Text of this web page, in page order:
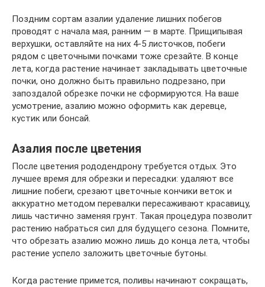
Поздним сортам азалии удаление лишних побегов
проводят с начала мая, ранним — в марте. Прищипывая
верхушки, оставляйте на них 4-5 листочков, побеги
рядом с цветочными почками тоже срезайте. В конце
лета, когда растение начинает закладывать цветочные
почки, оно должно быть правильно подрезано, при
запоздалой обрезке почки не сформируются. На ваше
усмотрение, азалию можно оформить как деревце,
кустик или бонсай.
Азалия после цветения
После цветения рододендрону требуется отдых. Это
лучшее время для обрезки и пересадки: удаляют все
лишние побеги, срезают цветочные кончики веток и
аккуратно методом перевалки пересаживают красавицу,
лишь частично заменяя грунт. Такая процедура позволит
растению набраться сил для будущего сезона. Помните,
что обрезать азалию можно лишь до конца лета, чтобы
растение успело заложить цветочные бутоны.
Когда растение примется, поливы начинают сокращать,